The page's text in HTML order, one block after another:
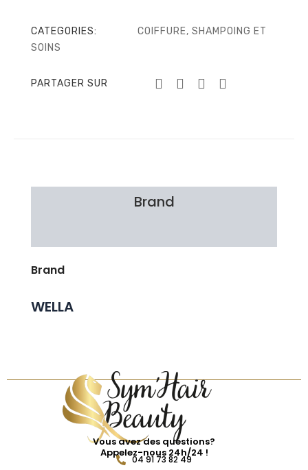
CATEGORIES: COIFFURE, SHAMPOING ET
SOINS
PARTAGER SUR
Brand
Brand
WELLA
Vous avez des questions?
Appelez-nous 24h/24 !
04 91 73 82 49